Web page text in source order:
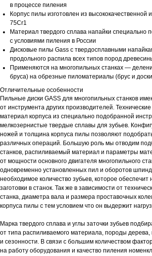
в процессе пиления
Корпус пилы изготовлен из высококачественной
75Cr1
Материал твердого сплава напайки специально
с условиями пиления в России
Дисковые пилы Gass с твердосплавными
продольного распила всех типов пород
Применяются на многопильных станках —
бруса) на обрезные пиломатериалы (брус и
Отличительные особенности
Пильные диски GASS для многопильных станков
от инструмента других производителей.
материал корпуса из специально подобранной
мелкозернистые твердые сплавы для зубьев.
ножей и толщина корпуса пилы позволяют
различных операций. Большую роль мы отводим
станков, распиливаемый материал и параметры
от мощности основного двигателя многопильного
одновременно установленных пил и оборотов
необходимое количество зубьев, которое обеспечит
заготовки в станок. Так же в зависимости от
станка, диаметра вала и размера проставочных
корпуса пилы с тем условием что он выдержит
Марка твердого сплава и углы заточки зубьев
от типа распиливаемого материала, породы дерева,
и сезонности. В связи с большим количеством
на работу оборудования и качество пиления